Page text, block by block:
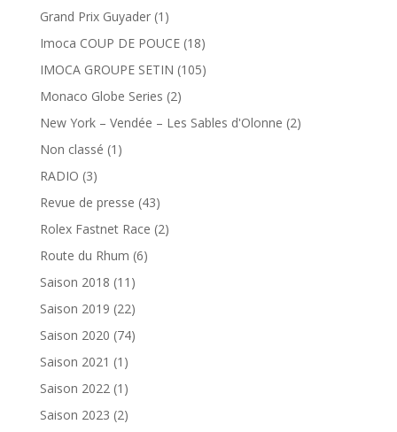
Grand Prix Guyader(1)
Imoca COUP DE POUCE(18)
IMOCA GROUPE SETIN (105)
Monaco Globe Series (2)
New York – Vendée – Les Sables d'Olonne (2)
Non classé (1)
RADIO (3)
Revue de presse (43)
Rolex Fastnet Race (2)
Route du Rhum (6)
Saison 2018 (11)
Saison 2019 (22)
Saison 2020 (74)
Saison 2021 (1)
Saison 2022(1)
Saison 2023 (2)